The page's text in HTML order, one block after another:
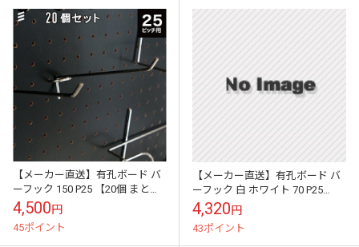
【メーカー直送】有孔ボード バ
ーフック 150 P25 【20個 まとめ
買い徳用】
4,500円
45ポイント
【メーカー直送】有孔ボード バ
ーフック 白 ホワイト 70 P25
【20個 まとめ買い徳用】
4,320円
43ポイント